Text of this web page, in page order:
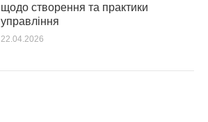
щодо створення та практики
управління
22.04.2026